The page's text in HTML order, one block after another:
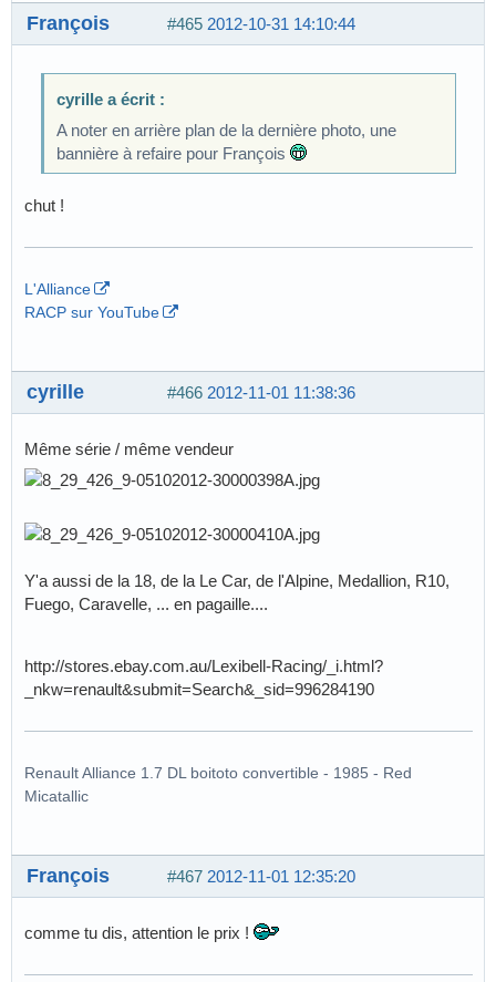
#465 2012-10-31 14:10:44
François
cyrille a écrit :
A noter en arrière plan de la dernière photo, une
bannière à refaire pour François
chut !
L'Alliance
RACP sur YouTube
#466 2012-11-01 11:38:36
cyrille
Même série / même vendeur
Y'a aussi de la 18, de la Le Car, de l'Alpine, Medallion, R10,
Fuego, Caravelle, ... en pagaille....
http://stores.ebay.com.au/Lexibell-Racing/_i.html?
_nkw=renault&submit=Search&_sid=996284190
Renault Alliance 1.7 DL boitoto convertible - 1985 - Red
Micatallic
#467 2012-11-01 12:35:20
François
comme tu dis, attention le prix !